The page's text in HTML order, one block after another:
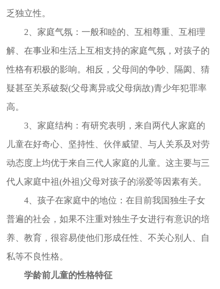
乏独立性。
2、家庭气氛：一般和睦的、互相尊重、互相理
解、在事业和生活上互相支持的家庭气氛，对孩子的
性格有积极的影响。相反，父母间的争吵、隔阂、猜
疑甚至关系破裂(父母离异或父母病故)青少年犯罪率
高。
3、家庭结构：有研究表明，来自两代人家庭的
儿童在好奇心、坚持性、伙伴威望、与人关系及对劳
动态度上均优于来自三代人家庭的儿童。这主要与三
代人家庭中祖(外祖)父母对孩子的溺爱等因素有关。
4、孩子在家庭中的地位：在目前我国独生子女
普遍的社会，如果不注重对独生子女进行有意识的培
养、教育，很容易使他们形成任性、不关心别人、自
私等不良性格。
学龄前儿童的性格特征